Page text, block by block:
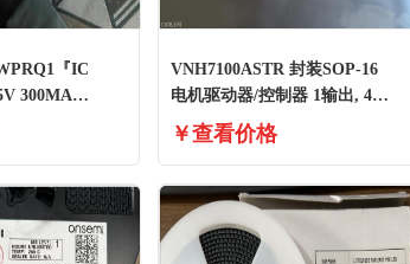
『IC
300MA
VNH7100ASTR 封装SOP-16
电机驱动器/控制器 1输出, 4V
至28V电源
￥查看价格